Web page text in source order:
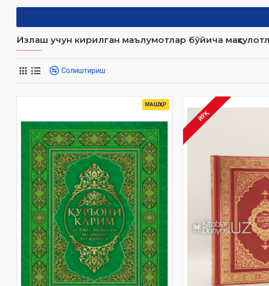
Излаш учун кирилган маълумотлар бўйича
Солиштириш
МАШҲУР
ЙЎҚ